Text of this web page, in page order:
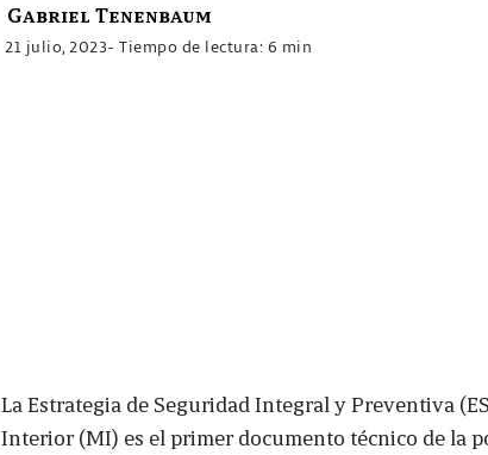
Gabriel Tenenbaum
21 julio, 2023- Tiempo de lectura: 6 min
La Estrategia de Seguridad Integral y Preventiva
Interior (MI) es el primer documento técnico de la